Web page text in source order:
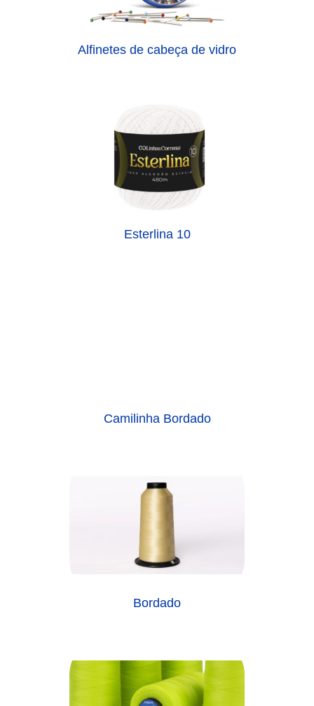
Alfinetes de cabeça de vidro
Esterlina 10
Camilinha Bordado
Bordado